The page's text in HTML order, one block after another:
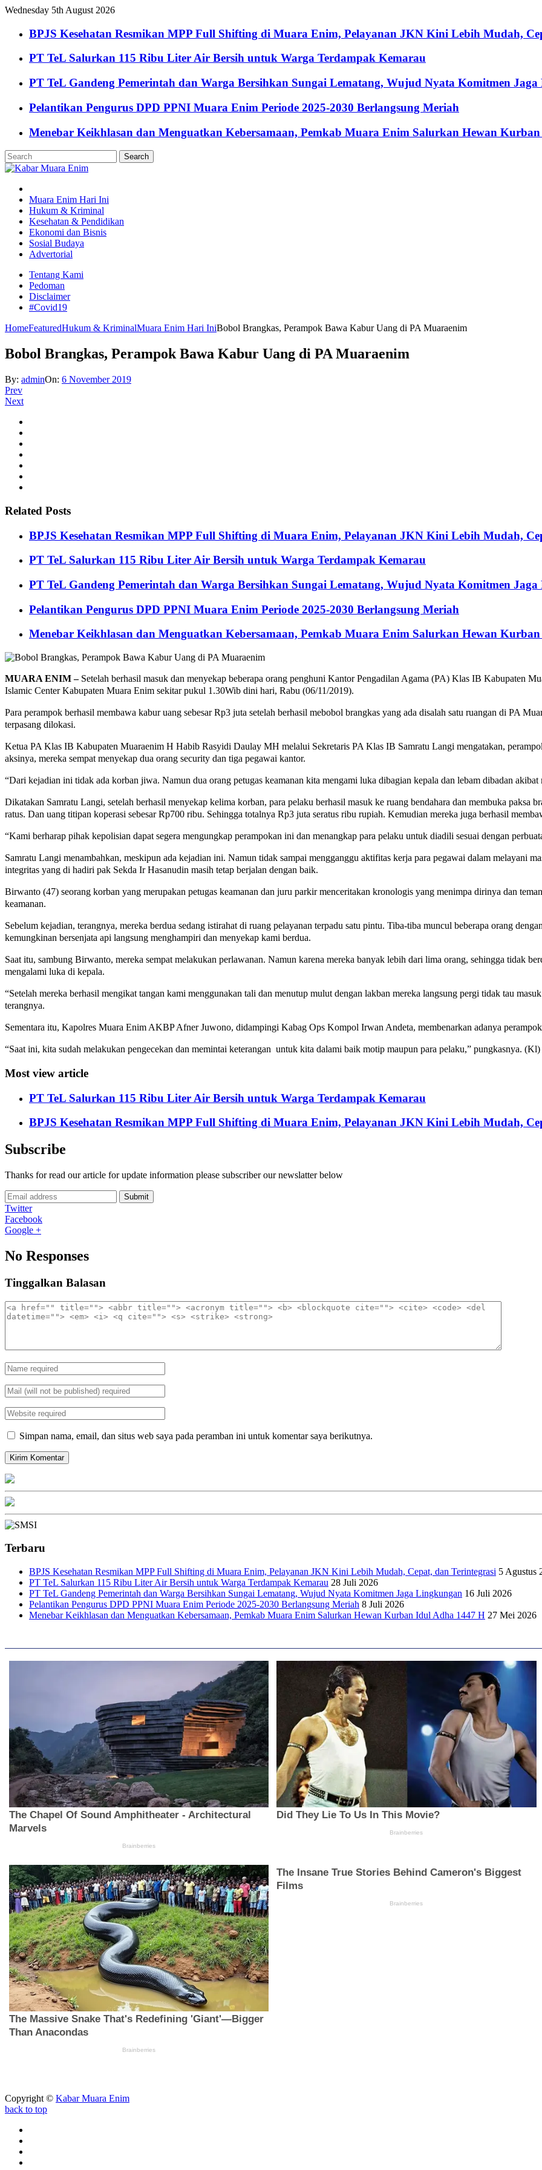
Wednesday 5th August 2026
BPJS Kesehatan Resmikan MPP Full Shifting di Muara Enim, Pelayanan JKN Kini Lebih Mudah,
PT TeL Salurkan 115 Ribu Liter Air Bersih untuk Warga Terdampak Kemarau
PT TeL Gandeng Pemerintah dan Warga Bersihkan Sungai Lematang, Wujud Nyata Komitmen
Pelantikan Pengurus DPD PPNI Muara Enim Periode 2025-2030 Berlangsung Meriah
Menebar Keikhlasan dan Menguatkan Kebersamaan, Pemkab Muara Enim Salurkan Hewan
Muara Enim Hari Ini
Hukum & Kriminal
Kesehatan & Pendidikan
Ekonomi dan Bisnis
Sosial Budaya
Advertorial
Tentang Kami
Pedoman
Disclaimer
#Covid19
HomeFeaturedHukum & KriminalMuara Enim Hari IniBobol Brangkas, Perampok Bawa Kabur Uang di PA Muaraenim
Bobol Brangkas, Perampok Bawa Kabur Uang di PA Muaraenim
By: adminOn: 6 November 2019
Prev
Next
Related Posts
BPJS Kesehatan Resmikan MPP Full Shifting di Muara Enim, Pelayanan JKN Kini Lebih Mudah,
PT TeL Salurkan 115 Ribu Liter Air Bersih untuk Warga Terdampak Kemarau
PT TeL Gandeng Pemerintah dan Warga Bersihkan Sungai Lematang, Wujud Nyata Komitmen
Pelantikan Pengurus DPD PPNI Muara Enim Periode 2025-2030 Berlangsung Meriah
Menebar Keikhlasan dan Menguatkan Kebersamaan, Pemkab Muara Enim Salurkan Hewan
MUARA ENIM –Setelah berhasil masuk dan menyekap beberapa orang penghuni Kantor Pengadilan Agama (PA) Klas IB Kabupaten
Islamic Center Kabupaten Muara Enim sekitar pukul 1.30Wib dini hari, Rabu (06/11/2019).
Para perampok berhasil membawa kabur uang sebesar Rp3 juta setelah berhasil mebobol brangkas yang ada disalah satu ruangan di PA
terpasang dilokasi.
Ketua PA Klas IB Kabupaten Muaraenim H Habib Rasyidi Daulay MH melalui Sekretaris PA Klas IB Samratu Langi mengatakan,
aksinya, mereka sempat menyekap dua orang security dan tiga pegawai kantor.
“Dari kejadian ini tidak ada korban jiwa. Namun dua orang petugas keamanan kita mengami luka dibagian kepala dan lebam dibadan
Dikatakan Samratu Langi, setelah berhasil menyekap kelima korban, para pelaku berhasil masuk ke ruang bendahara dan membuka paksa
ratus. Dan uang titipan koperasi sebesar Rp700 ribu. Sehingga totalnya Rp3 juta seratus ribu rupiah. Kemudian mereka juga berhasil
“Kami berharap pihak kepolisian dapat segera mengungkap perampokan ini dan menangkap para pelaku untuk diadili sesuai dengan
Samratu Langi menambahkan, meskipun ada kejadian ini. Namun tidak sampai mengganggu aktifitas kerja para pegawai dalam melayani
integritas yang di hadiri pak Sekda Ir Hasanudin masih tetap berjalan dengan baik.
Birwanto (47) seorang korban yang merupakan petugas keamanan dan juru parkir menceritakan kronologis yang menimpa dirinya dan
keamanan.
Sebelum kejadian, terangnya, mereka berdua sedang istirahat di ruang pelayanan terpadu satu pintu. Tiba-tiba muncul beberapa orang
kemungkinan bersenjata api langsung menghampiri dan menyekap kami berdua.
Saat itu, sambung Birwanto, mereka sempat melakukan perlawanan. Namun karena mereka banyak lebih dari lima orang, sehingga tidak
mengalami luka di kepala.
“Setelah mereka berhasil mengikat tangan kami menggunakan tali dan menutup mulut dengan lakban mereka langsung pergi tidak tau
terangnya.
Sementara itu, Kapolres Muara Enim AKBP Afner Juwono, didampingi Kabag Ops Kompol Irwan Andeta, membenarkan adanya
“Saat ini, kita sudah melakukan pengecekan dan memintai keterangan untuk kita dalami baik motip maupun para pelaku,” pungkasnya. (Kl)
Most view article
PT TeL Salurkan 115 Ribu Liter Air Bersih untuk Warga Terdampak Kemarau
BPJS Kesehatan Resmikan MPP Full Shifting di Muara Enim, Pelayanan JKN Kini Lebih Mudah,
Subscribe
Thanks for read our article for update information please subscriber our newslatter below
Submit
Twitter
Facebook
Google +
No Responses
Tinggalkan Balasan
Simpan nama, email, dan situs web saya pada peramban ini untuk komentar saya berikutnya.
Terbaru
BPJS Kesehatan Resmikan MPP Full Shifting di Muara Enim, Pelayanan JKN Kini Lebih Mudah, Cepat, dan Terintegrasi 5 Agustus
PT TeL Salurkan 115 Ribu Liter Air Bersih untuk Warga Terdampak Kemarau 28 Juli 2026
PT TeL Gandeng Pemerintah dan Warga Bersihkan Sungai Lematang, Wujud Nyata Komitmen Jaga Lingkungan 16 Juli 2026
Pelantikan Pengurus DPD PPNI Muara Enim Periode 2025-2030 Berlangsung Meriah 8 Juli 2026
Menebar Keikhlasan dan Menguatkan Kebersamaan, Pemkab Muara Enim Salurkan Hewan Kurban Idul Adha 1447 H 27 Mei 2026
Copyright © Kabar Muara Enim
back to top